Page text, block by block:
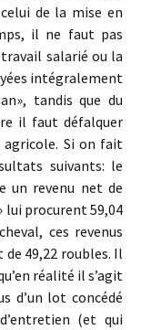
de la mise en
il ne faut pas
salarié ou la
intégralement
tandis que du
il faut défalquer
agricole. Si on fait
suivants: le
un revenu net de
lui procurent 59,04
ces revenus
49,22 roubles. Il
réalité il s’agit
d’un lot concédé
(et qui